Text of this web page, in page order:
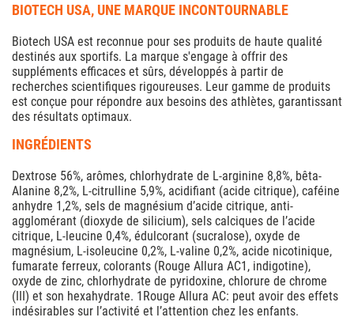
BIOTECH USA, UNE MARQUE INCONTOURNABLE
Biotech USA est reconnue pour ses produits de haute qualité
destinés aux sportifs. La marque s'engage à offrir des
suppléments efficaces et sûrs, développés à partir de
recherches scientifiques rigoureuses. Leur gamme de produits
est conçue pour répondre aux besoins des athlètes, garantissant
des résultats optimaux.
INGRÉDIENTS
Dextrose 56%, arômes, chlorhydrate de L-arginine 8,8%, bêta-
Alanine 8,2%, L-citrulline 5,9%, acidifiant (acide citrique), caféine
anhydre 1,2%, sels de magnésium d’acide citrique, anti-
agglomérant (dioxyde de silicium), sels calciques de l’acide
citrique, L-leucine 0,4%, édulcorant (sucralose), oxyde de
magnésium, L-isoleucine 0,2%, L-valine 0,2%, acide nicotinique,
fumarate ferreux, colorants (Rouge Allura AC1, indigotine),
oxyde de zinc, chlorhydrate de pyridoxine, chlorure de chrome
(III) et son hexahydrate. 1Rouge Allura AC: peut avoir des effets
indésirables sur l’activité et l’attention chez les enfants.